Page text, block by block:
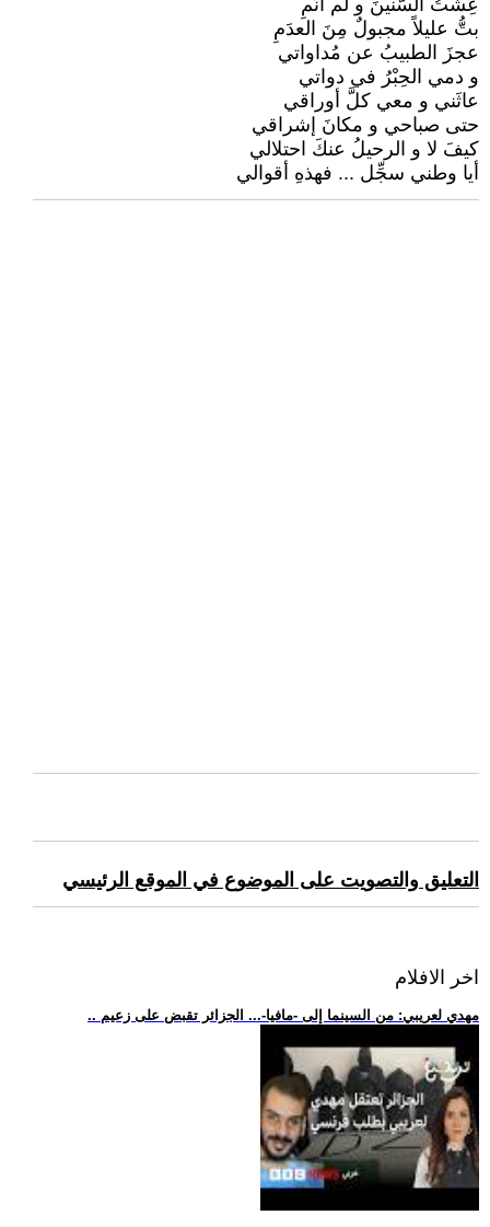
عِشتُ السّنينَ و لم أنَمِ
بتُّ عليلاً مجبولٌ مِنَ العدَمِ
عجزَ الطبيبُ عن مُداواتي
و دمي الحِبْرُ في دواتي
عاثَني و معي كلَّ أوراقي
حتى صباحي و مكانَ إشراقي
كيفَ لا و الرحيلُ عنكَ احتلالي
أيا وطني سجِّل ... فهذهِ أقوالي
التعليق والتصويت على الموضوع في الموقع الرئيسي
اخر الافلام
.. مهدي لعريبي: من السينما إلى -مافيا-... الجزائر تقبض على زعيم